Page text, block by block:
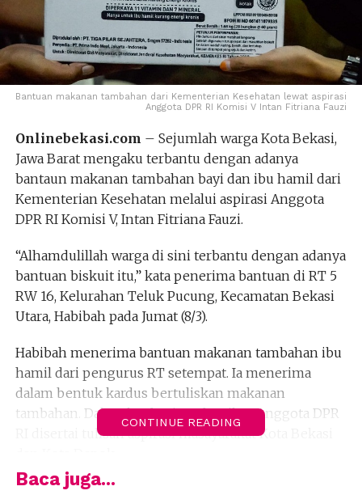
Bantuan makanan tambahan dari Kementerian Kesehatan lewat aspirasi
Anggota DPR RI Komisi V Intan Fitriana Fauzi
Onlinebekasi.com – Sejumlah warga Kota Bekasi,
Jawa Barat mengaku terbantu dengan adanya
bantaun makanan tambahan bayi dan ibu hamil dari
Kementerian Kesehatan melalui aspirasi Anggota
DPR RI Komisi V, Intan Fitriana Fauzi.
“Alhamdulillah warga di sini terbantu dengan adanya
bantuan biskuit itu,” kata penerima bantuan di RT 5
RW 16, Kelurahan Teluk Pucung, Kecamatan Bekasi
Utara, Habibah pada Jumat (8/3).
Habibah menerima bantuan makanan tambahan ibu
hamil dari pengurus RT setempat. Ia menerima
dalam bentuk kardus bertuliskan makanan
tambahan. Dalam kardus itu ada stiker Anggota DPR
RI disertai tulisan aspirasi masayarakat Kota Bekasi
“Tidak ada stiker caleg, pemberian juga bukan pada
CONTINUE READING
Baca juga...